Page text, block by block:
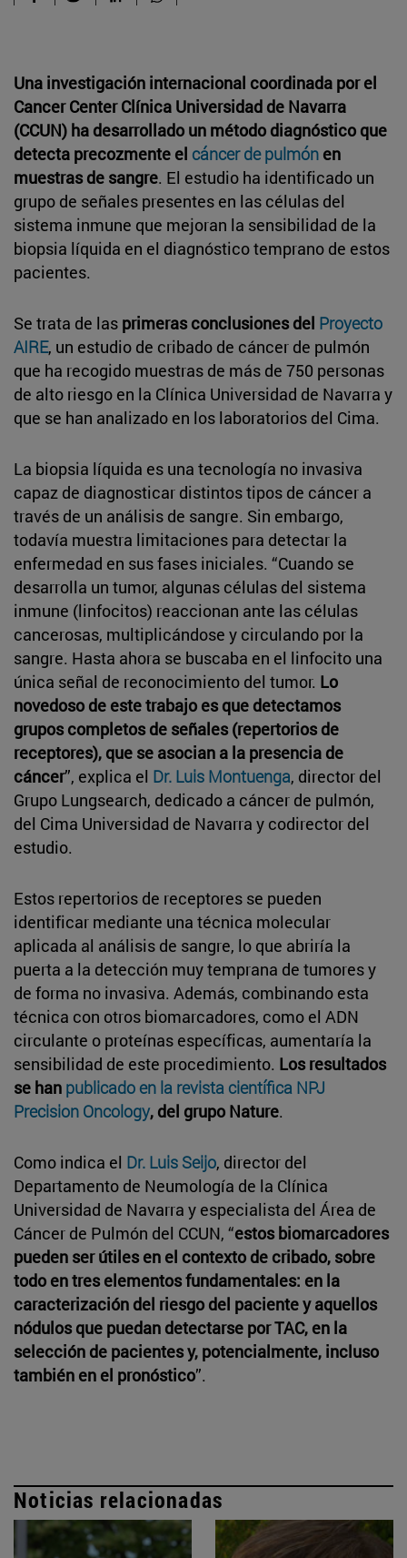
Una investigación internacional coordinada por el
Cancer Center Clínica Universidad de Navarra
(CCUN) ha desarrollado un método diagnóstico que
detecta precozmente el cáncer de pulmón en
muestras de sangre. El estudio ha identificado un
grupo de señales presentes en las células del
sistema inmune que mejoran la sensibilidad de la
biopsia líquida en el diagnóstico temprano de estos
pacientes.
Se trata de las primeras conclusiones del Proyecto
AIRE, un estudio de cribado de cáncer de pulmón
que ha recogido muestras de más de 750 personas
de alto riesgo en la Clínica Universidad de Navarra y
que se han analizado en los laboratorios del Cima.
La biopsia líquida es una tecnología no invasiva
capaz de diagnosticar distintos tipos de cáncer a
través de un análisis de sangre. Sin embargo,
todavía muestra limitaciones para detectar la
enfermedad en sus fases iniciales. “Cuando se
desarrolla un tumor, algunas células del sistema
inmune (linfocitos) reaccionan ante las células
cancerosas, multiplicándose y circulando por la
sangre. Hasta ahora se buscaba en el linfocito una
única señal de reconocimiento del tumor. Lo
novedoso de este trabajo es que detectamos
grupos completos de señales (repertorios de
receptores), que se asocian a la presencia de
cáncer”, explica el Dr. Luis Montuenga, director del
Grupo Lungsearch, dedicado a cáncer de pulmón,
del Cima Universidad de Navarra y codirector del
estudio.
Estos repertorios de receptores se pueden
identificar mediante una técnica molecular
aplicada al análisis de sangre, lo que abriría la
puerta a la detección muy temprana de tumores y
de forma no invasiva. Además, combinando esta
técnica con otros biomarcadores, como el ADN
circulante o proteínas específicas, aumentaría la
sensibilidad de este procedimiento. Los resultados
se han publicado en la revista científica NPJ
Precision Oncology, del grupo Nature.
Como indica el Dr. Luis Seijo, director del
Departamento de Neumología de la Clínica
Universidad de Navarra y especialista del Área de
Cáncer de Pulmón del CCUN, “estos biomarcadores
pueden ser útiles en el contexto de cribado, sobre
todo en tres elementos fundamentales: en la
caracterización del riesgo del paciente y aquellos
nódulos que puedan detectarse por TAC, en la
selección de pacientes y, potencialmente, incluso
también en el pronóstico”.
Noticias relacionadas